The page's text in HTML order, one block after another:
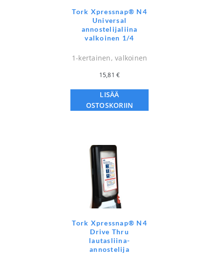
Tork Xpressnap® N4
Universal
annostelijaliina
valkoinen 1/4
1-kertainen, valkoinen
15,81€
LISÄÄ
OSTOSKORIIN
Tork Xpressnap® N4
Drive Thru
lautasliina-
annostelija